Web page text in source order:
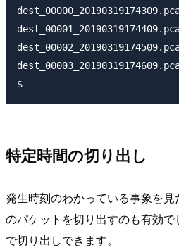
特定時間の切り出し
発生時刻のわかっている事象を
のパケットを切り出すのも有効
で切り出しできます。